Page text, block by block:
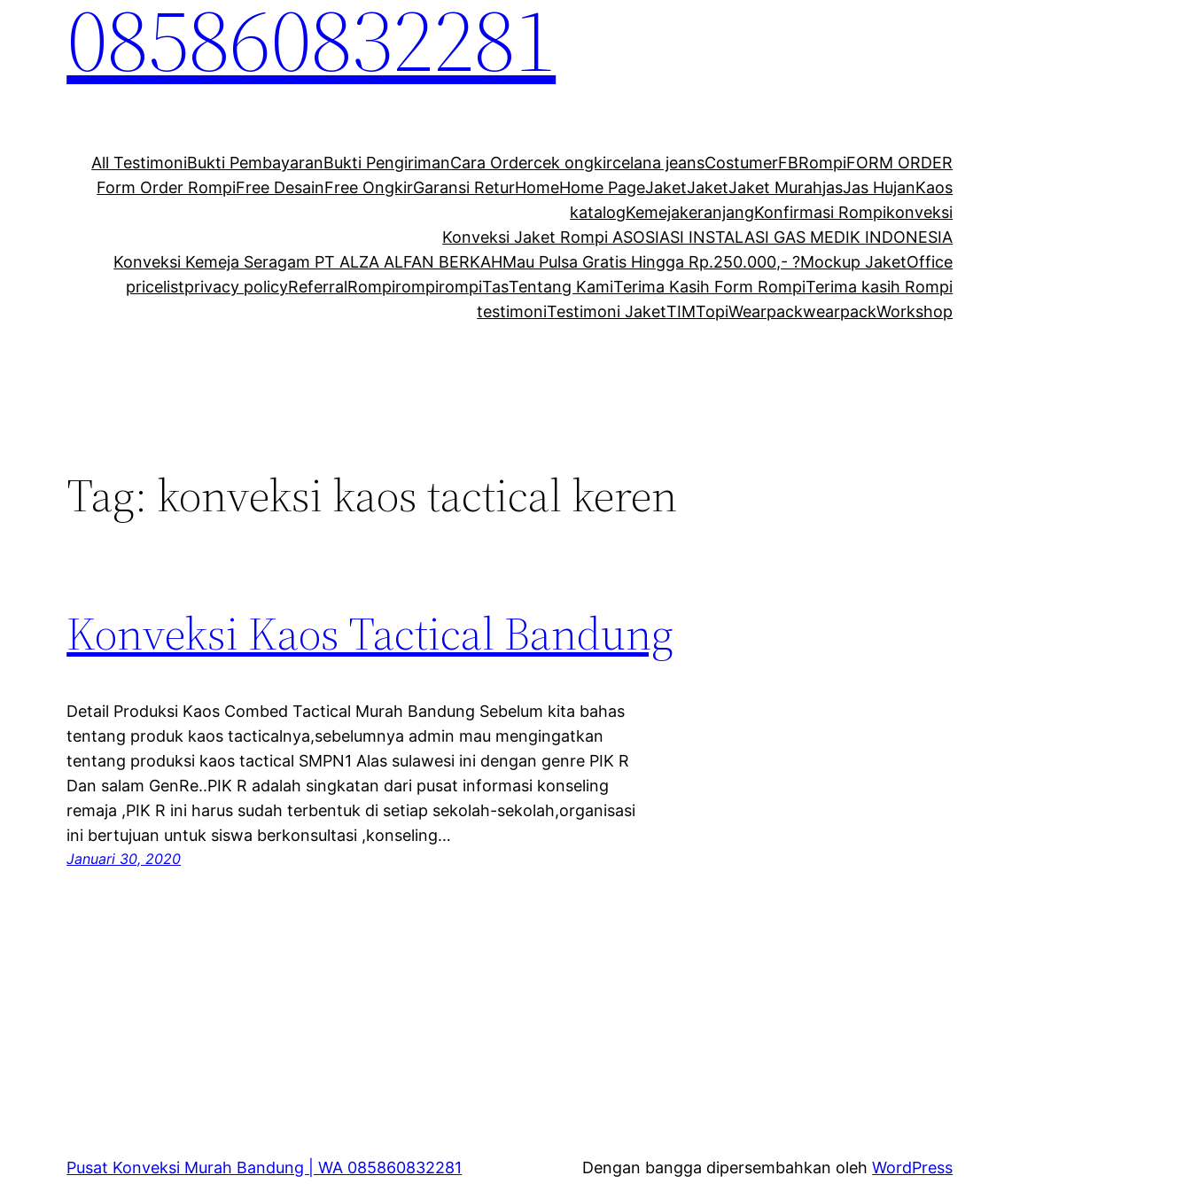
085860832281
All TestimoniBukti PembayaranBukti PengirimanCara Ordercek ongkircelana jeansCostumerFBRompiFORM ORDER
Form Order RompiFree DesainFree OngkirGaransi ReturHomeHome PageJaketJaketJaket MurahjasJas HujanKaos
katalogKemejakeranjangKonfirmasi Rompikonveksi
Konveksi Jaket Rompi ASOSIASI INSTALASI GAS MEDIK INDONESIA
Konveksi Kemeja Seragam PT ALZA ALFAN BERKAHMau Pulsa Gratis Hingga Rp.250.000,- ?Mockup JaketOffice
pricelistprivacy policyReferralRompirompirompiTasTentang KamiTerima Kasih Form RompiTerima kasih Rompi
testimoniTestimoni JaketTIMTopiWearpackwearpackWorkshop
Tag: konveksi kaos tactical keren
Konveksi Kaos Tactical Bandung
Detail Produksi Kaos Combed Tactical Murah Bandung Sebelum kita bahas
tentang produk kaos tacticalnya,sebelumnya admin mau mengingatkan
tentang produksi kaos tactical SMPN1 Alas sulawesi ini dengan genre PIK R
Dan salam GenRe..PIK R adalah singkatan dari pusat informasi konseling
remaja ,PIK R ini harus sudah terbentuk di setiap sekolah-sekolah,organisasi
ini bertujuan untuk siswa berkonsultasi ,konseling…
Januari 30, 2020
Pusat Konveksi Murah Bandung | WA 085860832281 Dengan bangga dipersembahkan olehWordPress